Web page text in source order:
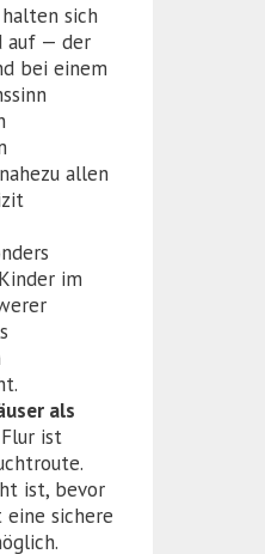
sich
auf — der
bei einem
allen
im
als
ist
ist, bevor
sichere